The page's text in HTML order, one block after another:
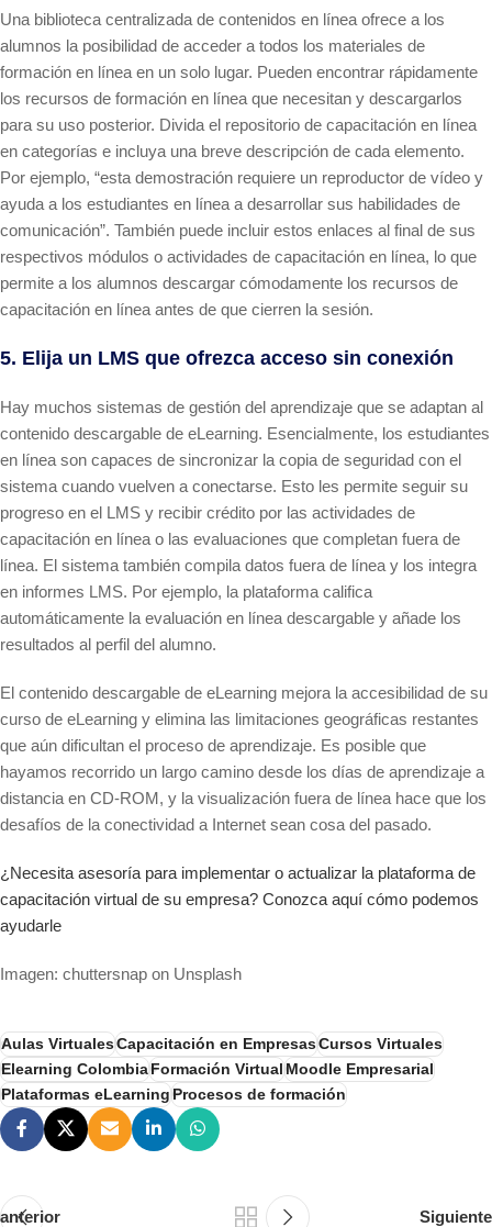
Una biblioteca centralizada de contenidos en línea ofrece a los
alumnos la posibilidad de acceder a todos los materiales de
formación en línea en un solo lugar. Pueden encontrar rápidamente
los recursos de formación en línea que necesitan y descargarlos
para su uso posterior. Divida el repositorio de capacitación en línea
en categorías e incluya una breve descripción de cada elemento.
Por ejemplo, “esta demostración requiere un reproductor de vídeo y
ayuda a los estudiantes en línea a desarrollar sus habilidades de
comunicación”. También puede incluir estos enlaces al final de sus
respectivos módulos o actividades de capacitación en línea, lo que
permite a los alumnos descargar cómodamente los recursos de
capacitación en línea antes de que cierren la sesión.
5. Elija un LMS que ofrezca acceso sin conexión
Hay muchos sistemas de gestión del aprendizaje que se adaptan al
contenido descargable de eLearning. Esencialmente, los estudiantes
en línea son capaces de sincronizar la copia de seguridad con el
sistema cuando vuelven a conectarse. Esto les permite seguir su
progreso en el LMS y recibir crédito por las actividades de
capacitación en línea o las evaluaciones que completan fuera de
línea. El sistema también compila datos fuera de línea y los integra
en informes LMS. Por ejemplo, la plataforma califica
automáticamente la evaluación en línea descargable y añade los
resultados al perfil del alumno.
El contenido descargable de eLearning mejora la accesibilidad de su
curso de eLearning y elimina las limitaciones geográficas restantes
que aún dificultan el proceso de aprendizaje. Es posible que
hayamos recorrido un largo camino desde los días de aprendizaje a
distancia en CD-ROM, y la visualización fuera de línea hace que los
desafíos de la conectividad a Internet sean cosa del pasado.
¿Necesita asesoría para implementar o actualizar la plataforma de
capacitación virtual de su empresa? Conozca aquí cómo podemos
ayudarle
Imagen: chuttersnap on Unsplash
Aulas VirtualesCapacitación en EmpresasCursos Virtuales
Elearning ColombiaFormación Virtual Moodle Empresarial
Plataformas eLearning Procesos de formación
anterior Siguiente